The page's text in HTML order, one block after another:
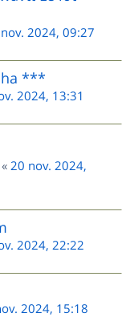
2024, 09:27
***
2024, 13:31
« 20 nov. 2024,
2024, 22:22
2024, 15:18